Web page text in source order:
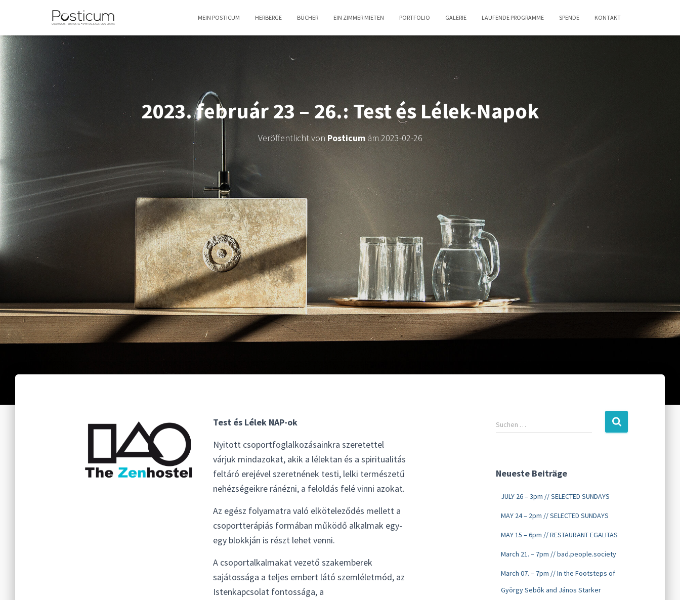
MEIN POSTICUM HERBERGE BÜCHER EIN ZIMMER MIETEN PORTFOLIO GALERIE LAUFENDE PROGRAMME SPENDE KONTAKT
2023. február 23 – 26.: Test és Lélek-Napok
Veröffentlicht von Posticumam 2023-02-26
Test és Lélek NAP-ok
Nyitott csoportfoglalkozásainkra szeretettel
várjuk mindazokat, akik a lélektan és a spiritualitás
feltáró erejével szeretnének testi, lelki természetű
nehézségeikre ránézni, a feloldás felé vinni azokat.
Az egész folyamatra való elköteleződés mellett a
csoportterápiás formában működő alkalmak egy-
egy blokkján is részt lehet venni.
A csoportalkalmakat vezető szakemberek
sajátossága a teljes embert látó szemléletmód, az
Istenkapcsolat fontossága, a
Suchen …
Neueste Beiträge
JULY 26 – 3pm // SELECTED SUNDAYS
MAY 24 – 2pm // SELECTED SUNDAYS
MAY 15 – 6pm // RESTAURANT EGALITAS
March 21. – 7pm // bad.people.society
March 07. – 7pm // In the Footsteps of
György Sebők and János Starker